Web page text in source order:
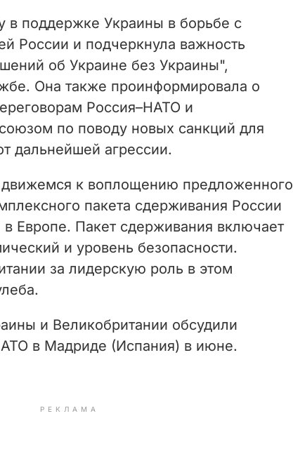
i
d
e
o
в поддержке Украины в борьбе с
России и подчеркнула важность
об Украине без Украины",
Она также проинформировала о
Россия–НАТО и
по поводу новых санкций для
дальнейшей агрессии.
к воплощению предложенного
пакета сдерживания России
Европе. Пакет сдерживания включает
и уровень безопасности.
за лидерскую роль в этом
и Великобритании обсудили
в Мадриде (Испания) в июне.
РЕКЛАМА